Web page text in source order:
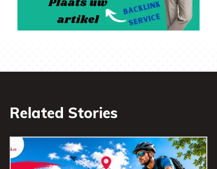
Related Stories